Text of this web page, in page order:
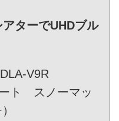
ターでUHDブル
V9R
ト スノーマッ